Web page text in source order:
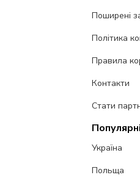
Поширені
Політика
Правила
Контакти
Стати
Україна
Польща